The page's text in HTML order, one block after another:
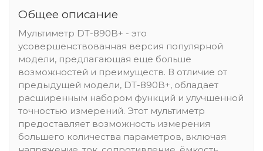
Общее описание
Мультиметр DT-890B+ - это
усовершенствованная версия популярной
модели, предлагающая еще больше
возможностей и преимуществ. В отличие от
предыдущей модели, DT-890B+, обладает
расширенным набором функций и улучшенной
точностью измерений. Этот мультиметр
предоставляет возможность измерения
большего количества параметров, включая